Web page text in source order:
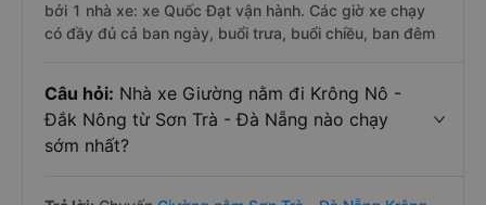
bởi 1 nhà xe: xe Quốc Đạt vận hành. Các giờ xe chạy
có đầy đủ cả ban ngày, buổi trưa, buổi chiều, ban đêm
Câu hỏi: Nhà xe Giường nằm đi Krông Nô -
Đắk Nông từ Sơn Trà - Đà Nẵng nào chạy
sớm nhất?